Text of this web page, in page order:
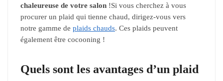
chaleureuse de votre salon !Si vous cherchez à vous
procurer un plaid qui tienne chaud, dirigez-vous vers
notre gamme de plaids chauds. Ces plaids peuvent
également être cocooning !
Quels sont les avantages d’un plaid